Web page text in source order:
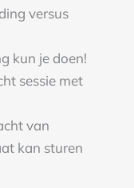
versus
kun je doen!
sessie met
van
kan sturen